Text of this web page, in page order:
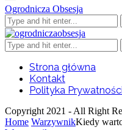
Ogrodnicza Obsesja
Strona główna
Kontakt
Polityka Prywatności
Copyright 2021 - All Right
Home WarzywnikKiedy